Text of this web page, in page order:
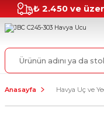
₺ 2.450 ve
Anasayfa Havya Uç ve